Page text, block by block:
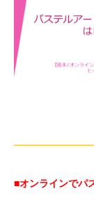
■オンラインでパ